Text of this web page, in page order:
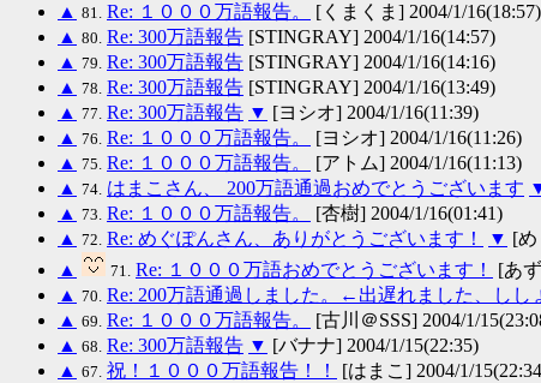
▲ 81. Re: １０００万語報告。
[くまくま] 2004/1/16(18:57)
▲ 80. Re: 300万語報告 [STINGRAY] 2004/1/16(14:57)
▲ 79. Re: 300万語報告 [STINGRAY] 2004/1/16(14:16)
▲ 78. Re: 300万語報告 [STINGRAY] 2004/1/16(13:49)
▲ 77. Re: 300万語報告 ▼ [ヨシオ] 2004/1/16(11:39)
▲ 76. Re: １０００万語報告。
[ヨシオ] 2004/1/16(11:26)
▲ 75. Re: １０００万語報告。
[アトム] 2004/1/16(11:13)
▲ 74. はまこさん、 200万語通過おめでとうございます
▲ 73. Re: １０００万語報告。
[杏樹] 2004/1/16(01:41)
▲ 72. Re: めぐぽんさん、ありがとうございます！ ▼ [め
▲
71. Re: １０００万語おめでとうございます！
[あ
▲ 70. Re: 200万語通過しました。←出遅れました、しし
▲ 69. Re: １０００万語報告。
[古川＠SSS] 2004/1/
▲ 68. Re: 300万語報告 ▼ [バナナ] 2004/1/15(22:35)
▲ 67. 祝！１０００万語報告！！
[はまこ] 2004/1/